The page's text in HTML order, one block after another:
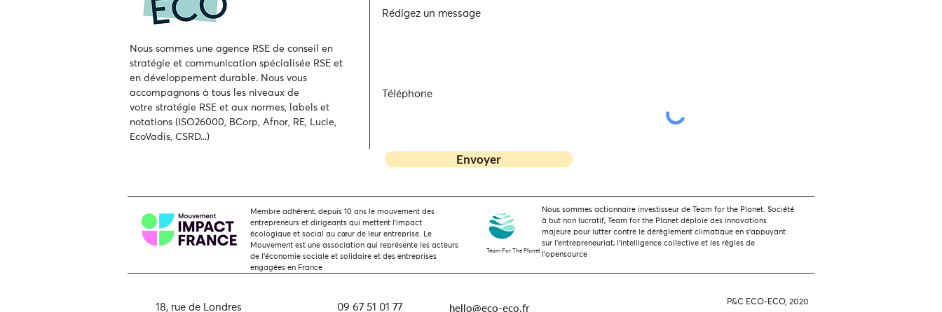
Nous sommes une agence RSE de conseil en
stratégie et communication spécialisée RSE et
en développement durable. Nous vous
accompagnons à tous les niveaux de
votrestratégie RSE et aux normes, labels et
notations (ISO26000, BCorp, Afnor, RE, Lucie,
EcoVadis, CSRD...)
Rédigez un message
Téléphone
Envoyer
Membre adhérent, depuis 10 ans le mouvement des
entrepreneurs et dirigeants qui mettent l’impact
écologique et social au cœur de leur entreprise. Le
Mouvement est une association qui représente les acteurs
de l'économie sociale et solidaire et des entreprises
engagées en France
Nous sommes actionnaire investisseur de Team for the Planet. Société
à but non lucratif, Team for the Planet déploie des innovations
majeure pour lutter contre le dérèglement climatique en s'appuyant
sur l'entrepreneuriat, l'intelligence collective et les règles de
l'opensource
Team For The Planet
18, rue de Londres 09 67 51 01 77 hello@eco-eco.fr P&C ECO-ECO, 2020